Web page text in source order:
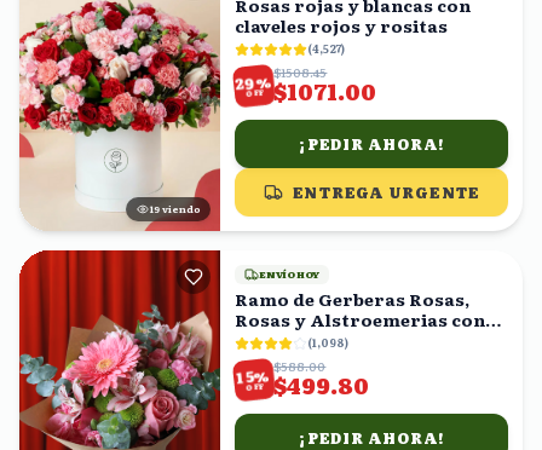
20 viendo
Rosas rojas y blancas con
claveles rojos y rositas
(4,527)
29%
OFF
$1508.45
$1071.00
¡PEDIR AHORA!
ENTREGA URGENTE
ENVÍO HOY
Ramo de Gerberas Rosas,
Rosas y Alstroemerias con
Eucalipto
(1,098)
15%
OFF
$588.00
$499.80
¡PEDIR AHORA!